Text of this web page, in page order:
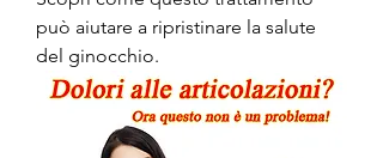
può aiutare a ripristinare la salute
del ginocchio.